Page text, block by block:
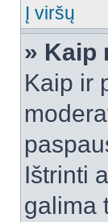
Į viršų
» Kaip
Kaip ir
Ištrinti
galima